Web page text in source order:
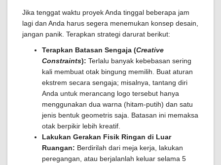
Jika tenggat waktu proyek Anda tinggal beberapa jam
lagi dan Anda harus segera menemukan konsep desain,
jangan panik. Terapkan strategi darurat berikut:
Terapkan Batasan Sengaja (Creative
Constraints): Terlalu banyak kebebasan sering
kali membuat otak bingung memilih. Buat aturan
ekstrem secara sengaja; misalnya, tantang diri
Anda untuk merancang logo tersebut hanya
menggunakan dua warna (hitam-putih) dan satu
jenis bentuk geometris saja. Batasan ini memaksa
otak berpikir lebih kreatif.
Lakukan Gerakan Fisik Ringan di Luar
Ruangan: Berdirilah dari meja kerja, lakukan
peregangan, atau berjalanlah keluar selama 5